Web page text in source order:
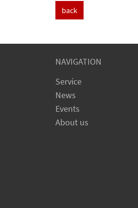
back
NAVIGATION
Service
News
Events
About us